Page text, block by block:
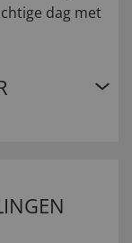
dag met